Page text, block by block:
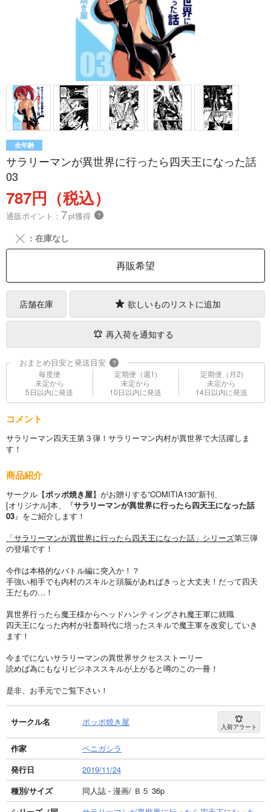
全年齢
サラリーマンが異世界に行ったら四天王になった話
03
787円（税込）
通販ポイント： 7pt獲得 ？
╳ ：在庫なし
再販希望
店舗在庫 欲しいものリストに追加
再入荷を通知する
おまとめ目安と発送目安 ?
毎度便
未定から
5日以内に発送
定期便（週1)
未定から
10日以内に発送
定期便（月2)
未定から
14日以内に発送
コメント
サラリーマン四天王第３弾！サラリーマン内村が異世界で大活躍しま
す！
商品紹介
サークル【ポッポ焼き屋】がお贈りする”COMITIA130”新刊、
[オリジナル]本、『サラリーマンが異世界に行ったら四天王になった話
03』をご紹介します！
「サラリーマンが異世界に行ったら四天王になった話」シリーズ第三弾
の登場です！
今作は本格的なバトル編に突入か！？
手強い相手でも内村のスキルと頭脳があればきっと大丈夫！だって四天
王だもの…！
異世界行ったら魔王様からヘッドハンティングされ魔王軍に就職
四天王になった内村が社畜時代に培ったスキルで魔王軍を改変していき
ます！
今までにないサラリーマンの異世界サクセスストーリー
読めば為にもなりビジネススキルが上がると噂のこの一冊！
是非、お手元でご覧下さい！
サークル名 ポッポ焼き屋 入荷アラート
作家
ベニガシラ
発行日
2019/11/24
種別/サイズ
同人誌 - 漫画/ Ｂ５ 36p